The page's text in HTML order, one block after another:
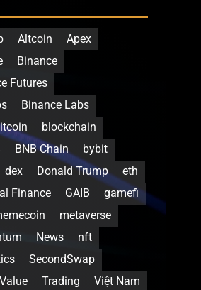
Altcoin
Apex
Binance
Futures
Binance Labs
blockchain
BNB Chain
bybit
dex Donald Trump
eth
Finance GAIB
gamefi
metaverse
News
nft
SecondSwap
Trading Việt Nam